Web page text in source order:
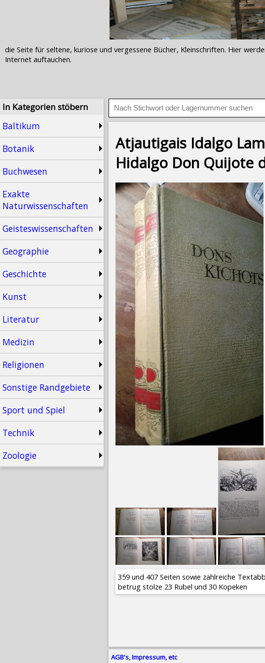
die Seite für seltene, kuriose und vergessene Bücher, Kleinschriften. Hier
Internet auftauchen.
In Kategorien stöbern
Baltikum
Botanik
Buchwesen
Exakte
Naturwissenschaften
Geisteswissenschaften
Geographie
Geschichte
Kunst
Literatur
Medizin
Religionen
Sonstige Randgebiete
Sport und Spiel
Technik
Zoologie
Atjautigais Idalgo
Hidalgo Don Quijote
359 und 407 Seiten sowie zahlreiche
betrug stolze 23 Rubel und 30 Kopeken
AGB's, Impressum, etc